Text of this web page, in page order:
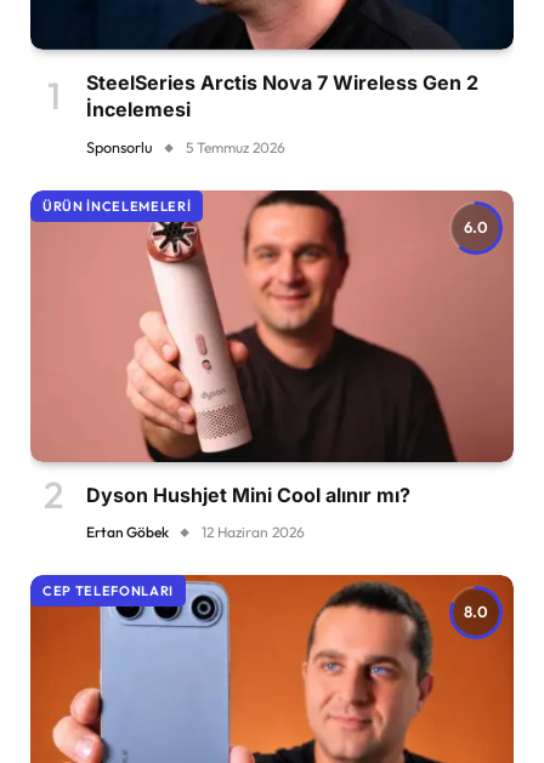
SteelSeries Arctis Nova 7 Wireless Gen 2
İncelemesi
Sponsorlu 5 Temmuz 2026
6.0
ÜRÜN İNCELEMELERI
Dyson Hushjet Mini Cool alınır mı?
Ertan Göbek 12 Haziran 2026
8.0
CEP TELEFONLARI